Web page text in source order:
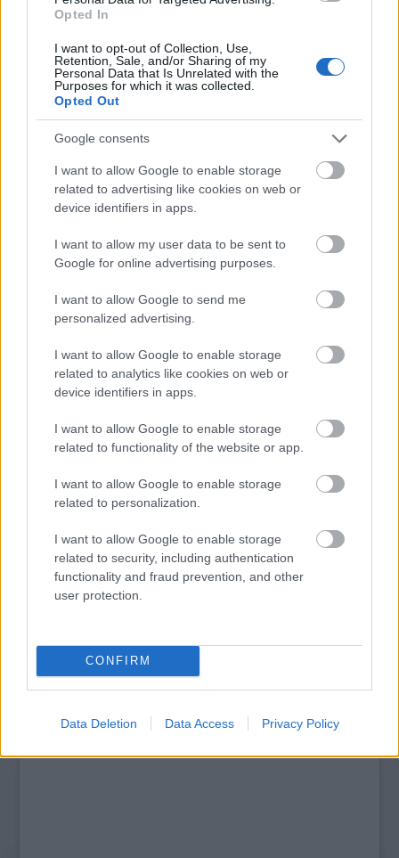
Opted In
I want to opt-out of Collection, Use,
Retention, Sale, and/or Sharing of my
Personal Data that Is Unrelated with the
Purposes for which it was collected.
Opted Out
Google consents
I want to allow Google to enable storage
related to advertising like cookies on web or
device identifiers in apps.
I want to allow my user data to be sent to
Google for online advertising purposes.
I want to allow Google to send me
personalized advertising.
I want to allow Google to enable storage
related to analytics like cookies on web or
device identifiers in apps.
I want to allow Google to enable storage
related to functionality of the website or app.
I want to allow Google to enable storage
related to personalization.
I want to allow Google to enable storage
related to security, including authentication
functionality and fraud prevention, and other
user protection.
CONFIRM
Data Deletion Data Access Privacy Policy
Persze ez mind semmi volt ahhoz képest,
hogy előre megtudtuk a matek tételeket, és
1989-ben az ország egyetlen tanulója sem
érettségizett le matematikából. Mindenki az
év végi jegyét kapta.
Ez a generáció lassan negyven éves.
Ne kivánják tehát tőlünk, hogy osszunk,
szorozzunk. Nem bírjuk a történelmi
számvetéseket. Mert a váltás, a változás még
javában tart. Ott vannak azok az évek a
zsigerekben, a hatalmasoktól való
félelmekben és megalázkodásban, az
összefogni képtelenségben, az önzésben. A
jelmezbálokon. A szerelemben.
És a gyerekekben.
Azt javaslom, várjunk még húsz évet, és majd
akkor nézzük meg, érdemes-e farsangolni.
Talán addigra már lesz minek beöltözni.